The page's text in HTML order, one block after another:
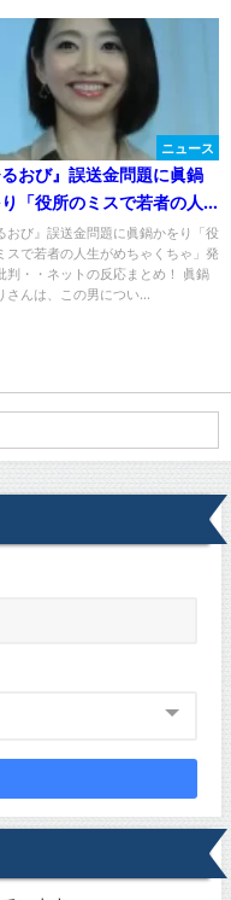
ニュース
るおび』誤送金問題に眞鍋
「役所のミスで若者の人
めちゃくちゃ」発言で批判
おび』誤送金問題に眞鍋かをり「役
スで若者の人生がめちゃくちゃ」発
判・・ネットの反応まとめ！ 眞鍋
さんは、この男につい...